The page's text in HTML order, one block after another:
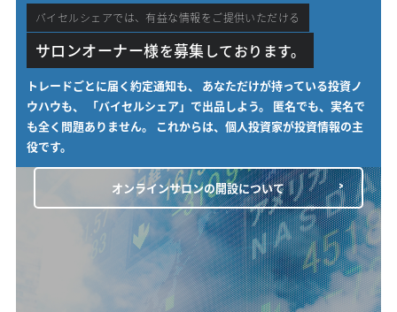
オンラインサロンの開設について
バイセルシェアでは、有益な情報をご提供いただける
サロンオーナー様を募集 しております。
トレードごとに届く約定通知も、
あなただけが持っている投資ノ
ウハウも、
「バイセルシェア」で出品しよう。
匿名でも、実名で
も全く問題ありません。
これからは、個人投資家が投資情報の主
役です。